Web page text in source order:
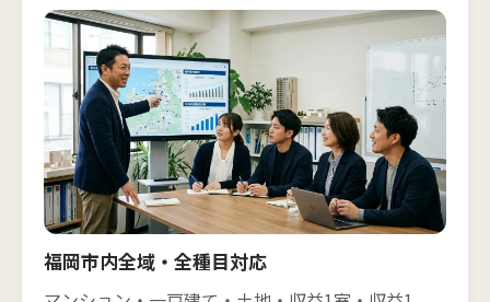
福岡市内全域・全種目対応